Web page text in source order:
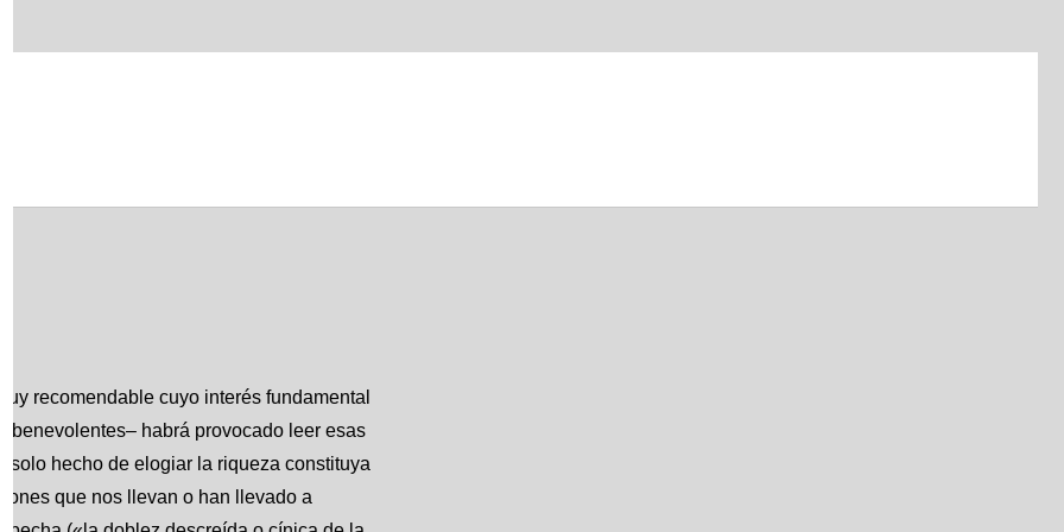
recomendable cuyo interés fundamental
benevolentes– habrá provocado leer esas
solo hecho de elogiar la riqueza constituya
que nos llevan o han llevado a